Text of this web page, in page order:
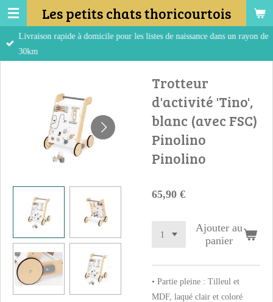
Passer
au
contenu
Les petits chats thoricourtois
Livraison rapide à domicile pour les listes de naissance dans un rayon de
30km
Trotteur
d'activité 'Tino',
blanc (avec FSC)
Pinolino
Pinolino
65,90 €
Ajouter au
panier
• Partie pleine : Tilleul et
MDF, laqué clair et coloré